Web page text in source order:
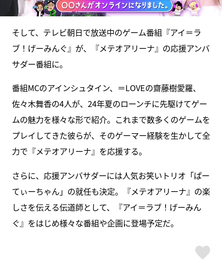
そして、テレビ朝日で放送中のゲーム番組『アイ＝ラ
ブ！げーみんぐ』が、『メテオアリーナ』の応援アンバ
サダー番組に。
番組MCのアインシュタイン、＝LOVEの齋藤樹愛羅、
佐々木舞香の4人が、24年夏のローンチに先駆けてゲー
ムの魅力を様々な形で紹介。これまで数多くのゲームを
プレイしてきた彼らが、そのゲーマー経験を生かして全
力で『メテオアリーナ』を応援する。
さらに、応援アンバサダーには人気お笑いトリオ「ぱー
てぃーちゃん」の就任も決定。『メテオアリーナ』の楽
しさを伝える伝道師として、『アイ＝ラブ！げーみん
ぐ』をはじめ様々な番組や企画に登場予定だ。